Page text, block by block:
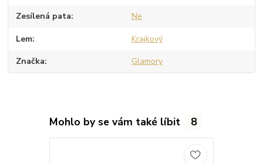
Zesílená pata Ne
Lem Krajkový
Značka Glamory
Mohlo by se vám také líbit 8